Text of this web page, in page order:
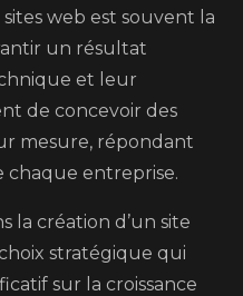
web est souvent la
un résultat
et leur
de concevoir des
mesure, répondant
chaque entreprise.
la création d’un site
stratégique qui
sur la croissance